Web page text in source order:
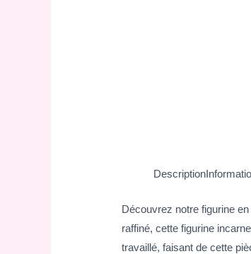
Description
Découvrez notre figurine
raffiné, cette figurine
travaillé, faisant de cette